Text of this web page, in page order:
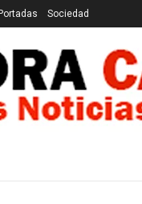
Portadas Sociedad